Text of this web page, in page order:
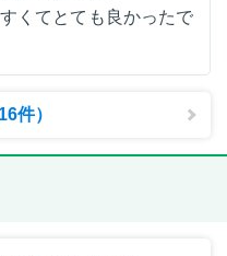
くてとても良かったで
件）